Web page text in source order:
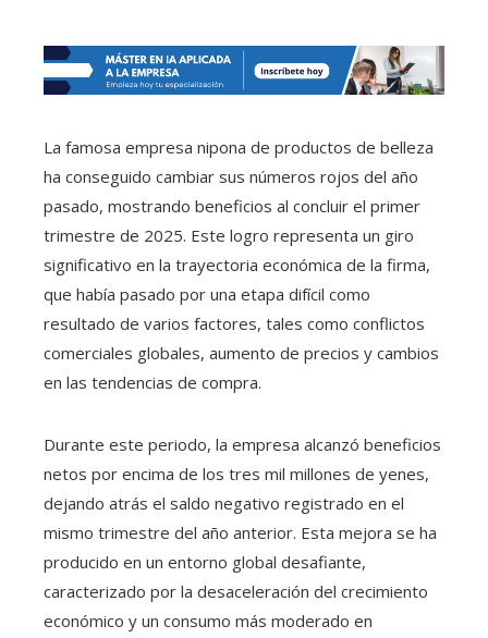
La famosa empresa nipona de productos de belleza
ha conseguido cambiar sus números rojos del año
pasado, mostrando beneficios al concluir el primer
trimestre de 2025. Este logro representa un giro
significativo en la trayectoria económica de la firma,
que había pasado por una etapa difícil como
resultado de varios factores, tales como conflictos
comerciales globales, aumento de precios y cambios
en las tendencias de compra.
Durante este periodo, la empresa alcanzó beneficios
netos por encima de los tres mil millones de yenes,
dejando atrás el saldo negativo registrado en el
mismo trimestre del año anterior. Esta mejora se ha
producido en un entorno global desafiante,
caracterizado por la desaceleración del crecimiento
económico y un consumo más moderado en